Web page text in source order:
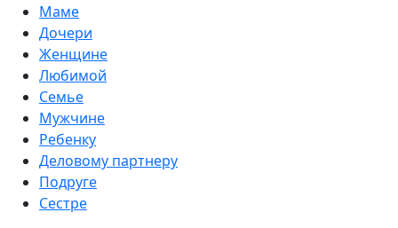
Маме
Дочери
Женщине
Любимой
Семье
Мужчине
Ребенку
Деловому партнеру
Подруге
Сестре